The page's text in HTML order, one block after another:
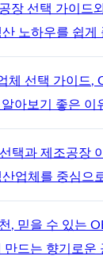
장 선택 가이드
노하우를 쉽게
체 선택 가이드,
아보기 좋은 이
택과 제조공장
업체를 중심으
, 믿을 수 있는
만드는 향기로운